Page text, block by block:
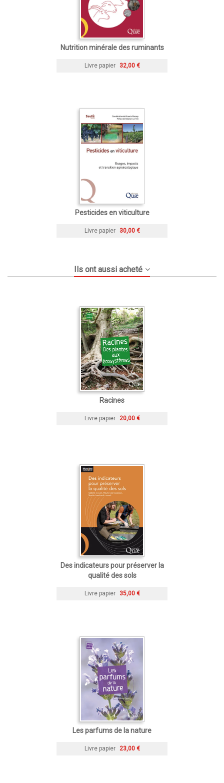
Nutrition minérale des ruminants
Livre papier 32,00 €
Pesticides en viticulture
Livre papier 30,00 €
Ils ont aussi acheté
Racines
Livre papier 20,00 €
Des indicateurs pour préserver la
qualité des sols
Livre papier 35,00 €
Les parfums de la nature
Livre papier 23,00 €